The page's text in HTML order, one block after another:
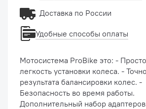
Мотосистема ProBike это: - Простота и
легкость установки колеса. - Точность
результата балансировки колес. -
Безопасность во время работы.
Дополнительный набор адаптеров
Доставка по России
Удобные способы оплаты